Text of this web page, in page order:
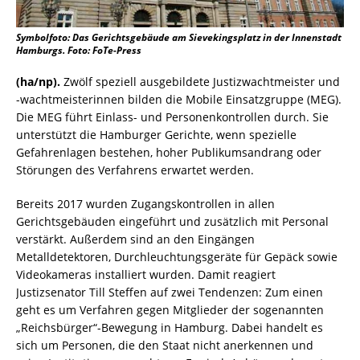
Symbolfoto: Das Gerichtsgebäude am Sievekingsplatz in der Innenstadt
Hamburgs. Foto: FoTe-Press
(ha/np). Zwölf speziell ausgebildete Justizwachtmeister und
-wachtmeisterinnen bilden die Mobile Einsatzgruppe (MEG).
Die MEG führt Einlass- und Personenkontrollen durch. Sie
unterstützt die Hamburger Gerichte, wenn spezielle
Gefahrenlagen bestehen, hoher Publikumsandrang oder
Störungen des Verfahrens erwartet werden.
Bereits 2017 wurden Zugangskontrollen in allen
Gerichtsgebäuden eingeführt und zusätzlich mit Personal
verstärkt. Außerdem sind an den Eingängen
Metalldetektoren, Durchleuchtungs­geräte für Gepäck sowie
Videokameras installiert wurden. Damit reagiert
Justizsenator Till Steffen auf zwei Tendenzen: Zum einen
geht es um Verfahren gegen Mitglieder der sogenannten
„Reichsbürger“-Bewegung in Hamburg. Dabei handelt es
sich um Personen, die den Staat nicht anerkennen und